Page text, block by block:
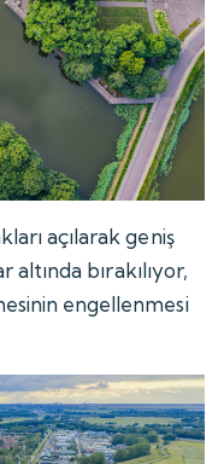
açılarak geniş
altında bırakılıyor,
engellenmesi